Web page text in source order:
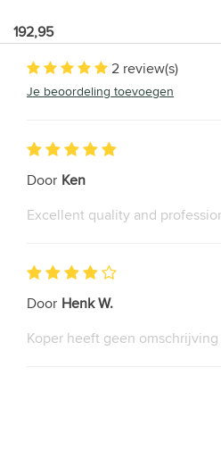
192,95
2 review(s)
Je beoordeling toevoegen
Door Ken
Excellent quality and
Door Henk W.
Koper heeft geen